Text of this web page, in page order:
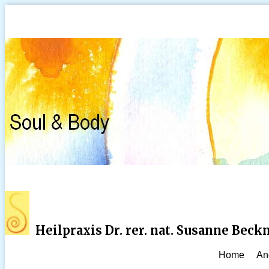
Heilpraxis Dr. rer. nat. Susanne
Home